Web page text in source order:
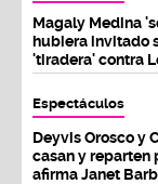
Magaly Medina
hubiera invitado
'tiradera' contra
Espectáculos
Deyvis Orosco y
casan y reparten
afirma Janet